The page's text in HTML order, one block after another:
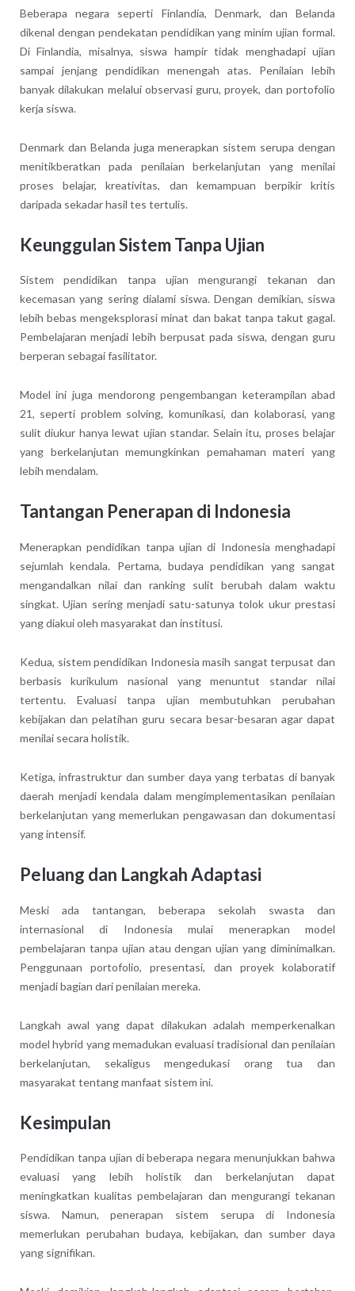
Beberapa negara seperti Finlandia, Denmark, dan Belanda
dikenal dengan pendekatan pendidikan yang minim ujian formal.
Di Finlandia, misalnya, siswa hampir tidak menghadapi ujian
sampai jenjang pendidikan menengah atas. Penilaian lebih
banyak dilakukan melalui observasi guru, proyek, dan portofolio
kerja siswa.
Denmark dan Belanda juga menerapkan sistem serupa dengan
menitikberatkan pada penilaian berkelanjutan yang menilai
proses belajar, kreativitas, dan kemampuan berpikir kritis
daripada sekadar hasil tes tertulis.
Keunggulan Sistem Tanpa Ujian
Sistem pendidikan tanpa ujian mengurangi tekanan dan
kecemasan yang sering dialami siswa. Dengan demikian, siswa
lebih bebas mengeksplorasi minat dan bakat tanpa takut gagal.
Pembelajaran menjadi lebih berpusat pada siswa, dengan guru
berperan sebagai fasilitator.
Model ini juga mendorong pengembangan keterampilan abad
21, seperti problem solving, komunikasi, dan kolaborasi, yang
sulit diukur hanya lewat ujian standar. Selain itu, proses belajar
yang berkelanjutan memungkinkan pemahaman materi yang
lebih mendalam.
Tantangan Penerapan di Indonesia
Menerapkan pendidikan tanpa ujian di Indonesia menghadapi
sejumlah kendala. Pertama, budaya pendidikan yang sangat
mengandalkan nilai dan ranking sulit berubah dalam waktu
singkat. Ujian sering menjadi satu-satunya tolok ukur prestasi
yang diakui oleh masyarakat dan institusi.
Kedua, sistem pendidikan Indonesia masih sangat terpusat dan
berbasis kurikulum nasional yang menuntut standar nilai
tertentu. Evaluasi tanpa ujian membutuhkan perubahan
kebijakan dan pelatihan guru secara besar-besaran agar dapat
menilai secara holistik.
Ketiga, infrastruktur dan sumber daya yang terbatas di banyak
daerah menjadi kendala dalam mengimplementasikan penilaian
berkelanjutan yang memerlukan pengawasan dan dokumentasi
yang intensif.
Peluang dan Langkah Adaptasi
Meski ada tantangan, beberapa sekolah swasta dan
internasional di Indonesia mulai menerapkan model
pembelajaran tanpa ujian atau dengan ujian yang diminimalkan.
Penggunaan portofolio, presentasi, dan proyek kolaboratif
menjadi bagian dari penilaian mereka.
Langkah awal yang dapat dilakukan adalah memperkenalkan
model hybrid yang memadukan evaluasi tradisional dan penilaian
berkelanjutan, sekaligus mengedukasi orang tua dan
masyarakat tentang manfaat sistem ini.
Kesimpulan
Pendidikan tanpa ujian di beberapa negara menunjukkan bahwa
evaluasi yang lebih holistik dan berkelanjutan dapat
meningkatkan kualitas pembelajaran dan mengurangi tekanan
siswa. Namun, penerapan sistem serupa di Indonesia
memerlukan perubahan budaya, kebijakan, dan sumber daya
yang signifikan.